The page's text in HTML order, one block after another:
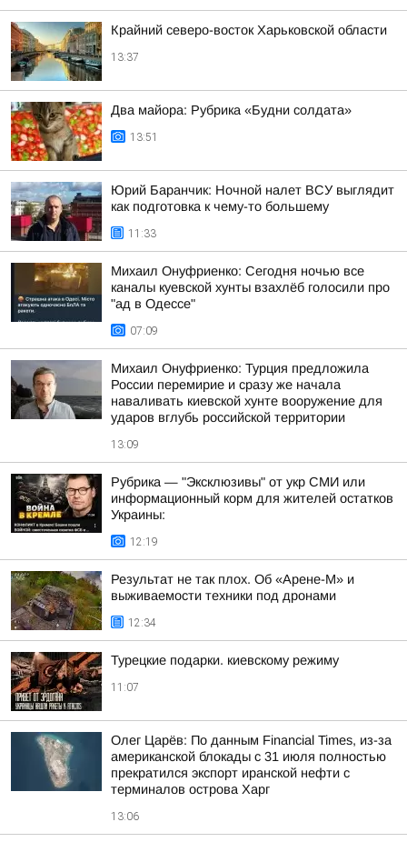
Крайний северо-восток Харьковской области
13:37
Два майора: Рубрика «Будни солдата»
13:51
Юрий Баранчик: Ночной налет ВСУ выглядит
как подготовка к чему-то большему
11:33
Михаил Онуфриенко: Сегодня ночью все
каналы куевской хунты взахлёб голосили про
"ад в Одессе"
07:09
Михаил Онуфриенко: Турция предложила
России перемирие и сразу же начала
наваливать киевской хунте вооружение для
ударов вглубь российской территории
13:09
Рубрика — "Эксклюзивы" от укр СМИ или
информационный корм для жителей остатков
Украины:
12:19
Результат не так плох. Об «Арене-М» и
выживаемости техники под дронами
12:34
Турецкие подарки. киевскому режиму
11:07
Олег Царёв: По данным Financial Times, из-за
американской блокады с 31 июля полностью
прекратился экспорт иранской нефти с
терминалов острова Харг
13:06